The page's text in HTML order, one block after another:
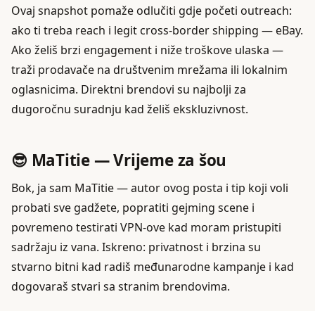
Ovaj snapshot pomaže odlučiti gdje početi outreach:
ako ti treba reach i legit cross-border shipping — eBay.
Ako želiš brzi engagement i niže troškove ulaska —
traži prodavače na društvenim mrežama ili lokalnim
oglasnicima. Direktni brendovi su najbolji za
dugoročnu suradnju kad želiš ekskluzivnost.
😎 MaTitie — Vrijeme za šou
Bok, ja sam MaTitie — autor ovog posta i tip koji voli
probati sve gadžete, popratiti gejming scene i
povremeno testirati VPN-ove kad moram pristupiti
sadržaju iz vana. Iskreno: privatnost i brzina su
stvarno bitni kad radiš međunarodne kampanje i kad
dogovaraš stvari sa stranim brendovima.